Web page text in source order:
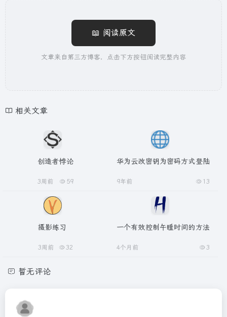
📖 阅读原文
文章来自第三方博客，点击下方按钮阅读完整内容
相关文章
创造者悖论
3周前 59
华为云改密钥为密码方式登陆
9年前 13
摄影练习
3周前 32
一个有效控制午睡时间的方法
4个月前 3
暂无评论